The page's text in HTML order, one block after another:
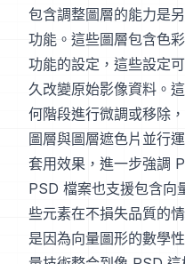
包含調整圖層的能力是
功能。這些圖層包含色
功能的設定，這些設定
久改變原始影像資料。
何階段進行微調或移除
圖層與圖層遮色片並行
套用效果，進一步強調
PSD 檔案也支援包含向
些元素在不損失品質的
是因為向量圖形的數學